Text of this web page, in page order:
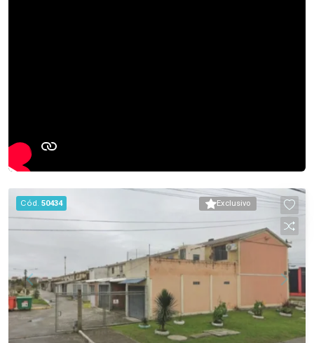
incrível que une conforto, praticidade e uma
venha se apaixonar!
Exclusivo
Cód. 50434